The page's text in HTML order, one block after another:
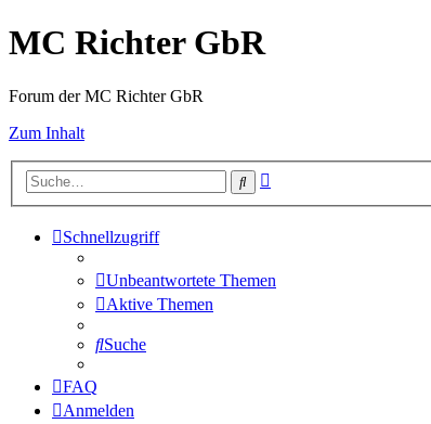
MC Richter GbR
Forum der MC Richter GbR
Zum Inhalt
Suche
Schnellzugriff
Unbeantwortete Themen
Aktive Themen
Suche
FAQ
Anmelden